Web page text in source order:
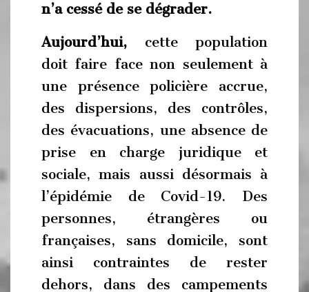
n’a cessé de se dégrader.
Aujourd’hui, cette population
doit faire face non seulement à
une présence policière accrue,
des dispersions, des contrôles,
des évacuations, une absence de
prise en charge juridique et
sociale, mais aussi désormais à
l’épidémie de Covid-19. Des
personnes, étrangères ou
françaises, sans domicile, sont
ainsi contraintes de rester
dehors, dans des campements